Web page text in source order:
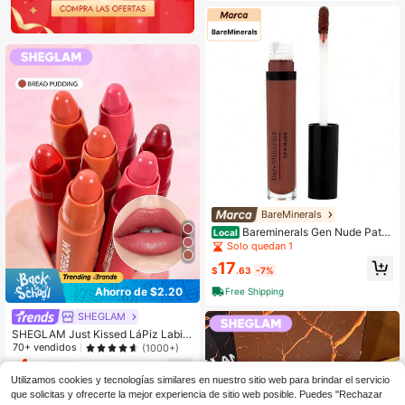
Ahorro de $2.20
SHEGLAM
SHEGLAM Just Kissed LáPiz Labial
-Bread Pudding Lip Combo Marca
De Belleza CosméTica Maquillaje P
70+ vendidos (1000+)
4
$4.27con cupón
BareMinerals
Local Bareminerals Gen Nude Pate
nt Lip Lacquer Bronzite 0.12 Oz (3.7
Ml) Maquillaje
Solo quedan 1
$17.63 -7%
Free Shipping
Utilizamos cookies y tecnologías similares en nuestro sitio web para brindar el servicio
que solicitas y ofrecerte la mejor experiencia de sitio web posible. Puedes "Rechazar